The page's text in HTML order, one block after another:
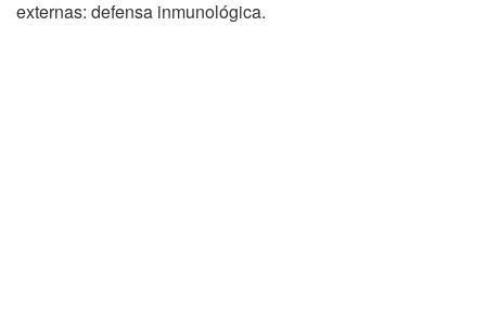
externas: defensa inmunológica.